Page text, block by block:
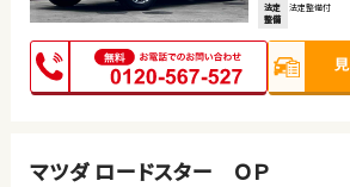
法定
整備
法定整備付
マツダ ロードスター ＯＰ